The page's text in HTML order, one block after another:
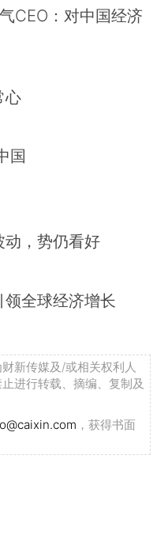
CEO：对中国经济
心
国
动，势仍看好
全球经济增长
新传媒及/或相关权利人
进行转载、摘编、复制及
，获得书面